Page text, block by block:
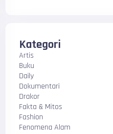
Kategori
Artis
Buku
Daily
Dokumentari
Drakor
Fakta & Mitos
Fashion
Fenomena Alam